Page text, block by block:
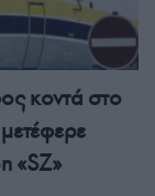
κοντά στο
«SZ»